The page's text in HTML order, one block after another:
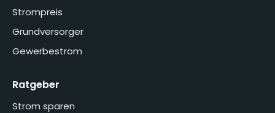
Strompreis
Grundversorger
Gewerbestrom
Ratgeber
Strom sparen